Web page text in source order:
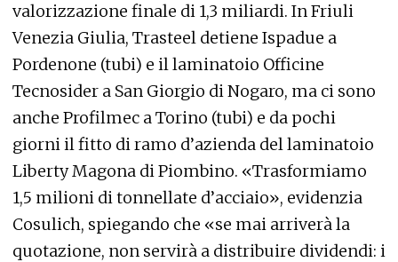
valorizzazione finale di 1,3 miliardi. In Friuli
Venezia Giulia, Trasteel detiene Ispadue a
Pordenone (tubi) e il laminatoio Officine
Tecnosider a San Giorgio di Nogaro, ma ci sono
anche Profilmec a Torino (tubi) e da pochi
giorni il fitto di ramo d’azienda del laminatoio
Liberty Magona di Piombino. «Trasformiamo
1,5 milioni di tonnellate d’acciaio», evidenzia
Cosulich, spiegando che «se mai arriverà la
quotazione, non servirà a distribuire dividendi: i